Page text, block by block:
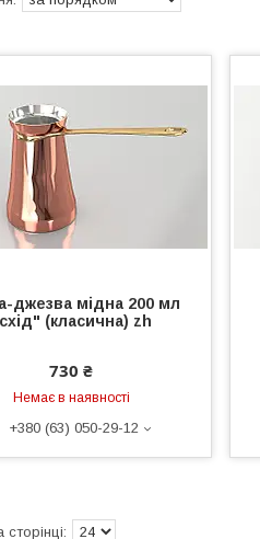
джезва мідна 200 мл
(класична) zh
730 ₴
Немає в наявності
+380 (63) 050-29-12